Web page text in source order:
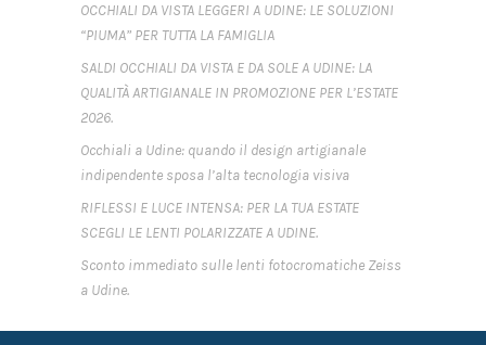
OCCHIALI DA VISTA LEGGERI A UDINE: LE SOLUZIONI
“PIUMA” PER TUTTA LA FAMIGLIA
SALDI OCCHIALI DA VISTA E DA SOLE A UDINE: LA
QUALITÀ ARTIGIANALE IN PROMOZIONE PER L’ESTATE
2026.
Occhiali a Udine: quando il design artigianale
indipendente sposa l’alta tecnologia visiva
RIFLESSI E LUCE INTENSA: PER LA TUA ESTATE
SCEGLI LE LENTI POLARIZZATE A UDINE.
Sconto immediato sulle lenti fotocromatiche Zeiss
a Udine.